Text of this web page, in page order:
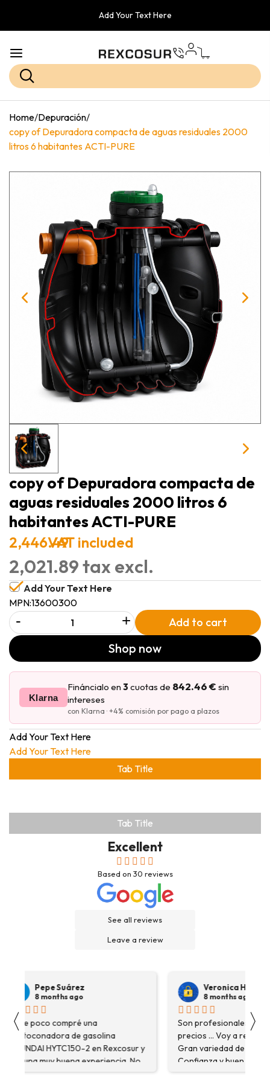
Add Your Text Here
Home/Depuración/
copy of Depuradora compacta de aguas residuales 2000
litros 6 habitantes ACTI-PURE
copy of Depuradora compacta de
aguas residuales 2000 litros 6
habitantes ACTI-PURE
2,446.49VAT included
2,021.89 tax excl.
Add Your Text Here
MPN:13600300
- + Add to cart
Shop now
Klarna
Fináncialo en3 cuotas de 842.46 € sin
intereses
con Klarna · +4% comisión por pago a plazos
Add Your Text Here
Add Your Text Here
Tab Title
Tab Title
Excellent
Based on 30 reviews
See all reviews
Leave a review
〈
Pepe Suárez
8 months ago
Hace poco compré una
destoconadora de gasolina
HYUNDAI HYTC150-2 en Rexcosur y
fue una muy buena experiencia. No
solo me encontré el producto que
Veronica Hidalgo
8 months ago
Son profesionales ,
precios ... Voy a repetir
Gran variedad de
Confianza y buen servicio.
〉